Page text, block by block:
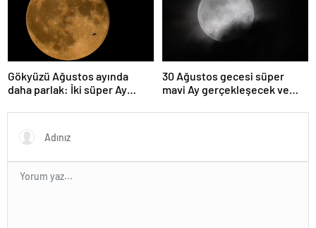
Gökyüzü Ağustos ayında
daha parlak: İki süper Ay
30 Ağustos gecesi süper
mavi Ay gerçekleşecek ve
olacak